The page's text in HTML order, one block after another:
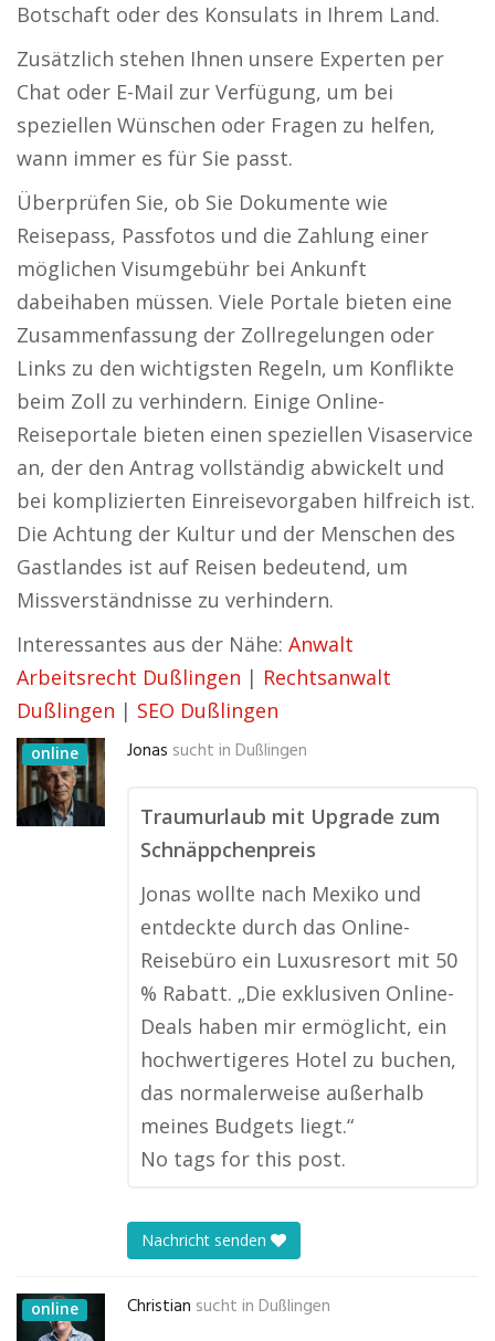
Botschaft oder des Konsulats in Ihrem Land.
Zusätzlich stehen Ihnen unsere Experten per
Chat oder E-Mail zur Verfügung, um bei
speziellen Wünschen oder Fragen zu helfen,
wann immer es für Sie passt.
Überprüfen Sie, ob Sie Dokumente wie
Reisepass, Passfotos und die Zahlung einer
möglichen Visumgebühr bei Ankunft
dabeihaben müssen. Viele Portale bieten eine
Zusammenfassung der Zollregelungen oder
Links zu den wichtigsten Regeln, um Konflikte
beim Zoll zu verhindern. Einige Online-
Reiseportale bieten einen speziellen Visaservice
an, der den Antrag vollständig abwickelt und
bei komplizierten Einreisevorgaben hilfreich ist.
Die Achtung der Kultur und der Menschen des
Gastlandes ist auf Reisen bedeutend, um
Missverständnisse zu verhindern.
Interessantes aus der Nähe: Anwalt
Arbeitsrecht Dußlingen | Rechtsanwalt
Dußlingen | SEO Dußlingen
online Jonas sucht in Dußlingen
Traumurlaub mit Upgrade zum
Schnäppchenpreis
Jonas wollte nach Mexiko und
entdeckte durch das Online-
Reisebüro ein Luxusresort mit 50
% Rabatt. „Die exklusiven Online-
Deals haben mir ermöglicht, ein
hochwertigeres Hotel zu buchen,
das normalerweise außerhalb
meines Budgets liegt.“
No tags for this post.
Nachricht senden
online Christian sucht in Dußlingen